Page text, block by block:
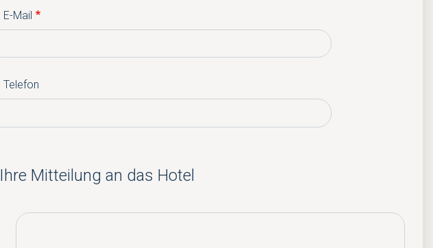
E-Mail
Telefon
Ihre Mitteilung an das Hotel